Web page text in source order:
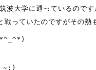
波大学に通っているのです
戦っていたのですがその熱